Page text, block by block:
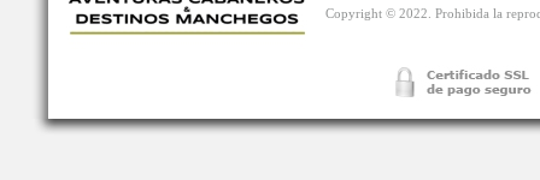
Copyright © 2022. Prohibida la